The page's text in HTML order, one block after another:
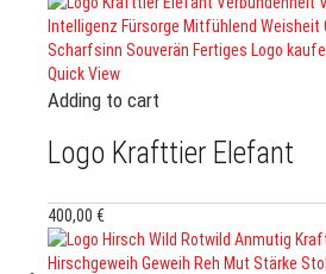
Quick View
Adding to cart
Logo Krafttier Elefant
400,00 €